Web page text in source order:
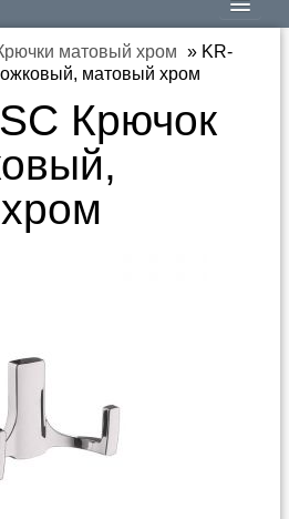
матовый хром » KR-
матовый хром
Крючок